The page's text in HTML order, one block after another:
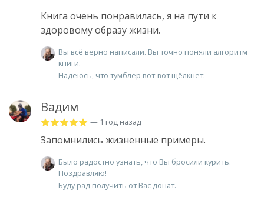
Книга очень понравилась, я на пути к
здоровому образу жизни.
Вы всё верно написали. Вы точно поняли алгоритм
книги.
Надеюсь, что тумблер вот-вот щёлкнет.
Вадим
— 1 год назад
Запомнились жизненные примеры.
Было радостно узнать, что Вы бросили курить.
Поздравляю!
Буду рад получить от Вас донат.